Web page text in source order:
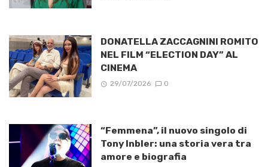
DONATELLA ZACCAGNINI ROMITO
NEL FILM “ELECTION DAY” AL
CINEMA
29/07/2026 0
“Femmena”, il nuovo singolo di
Tony Inbler: una storia vera tra
amore e biografia